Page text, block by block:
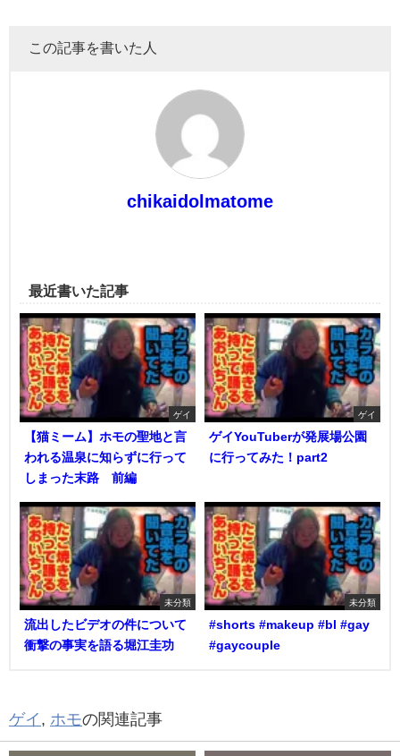
この記事を書いた人
chikaidolmatome
最近書いた記事
ゲイ
【猫ミーム】ホモの聖地と言
われる温泉に知らずに行って
しまった末路 前編
ゲイ
ゲイYouTuberが発展場公園
に行ってみた！part2
未分類
流出したビデオの件について
衝撃の事実を語る堀江圭功
未分類
#shorts #makeup #bl #gay
#gaycouple
ゲイ , ホモの関連記事